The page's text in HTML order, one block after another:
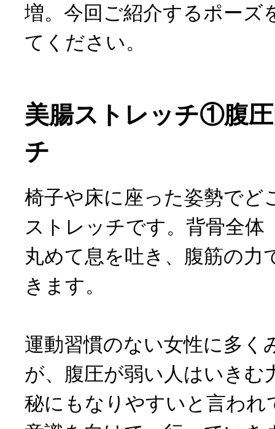
増。今回ご紹介するポーズ
てください。
美腸ストレッチ①腹
チ
椅子や床に座った姿勢でど
ストレッチです。背骨全体
丸めて息を吐き、腹筋の力
きます。
運動習慣のない女性に多く
が、腹圧が弱い人はいきむ
秘にもなりやすいと言われ